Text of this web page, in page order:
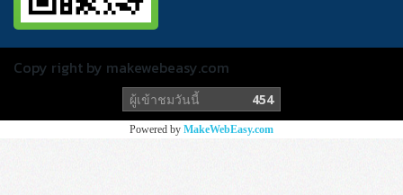
Copy right by makewebeasy.com
ผู้เข้าชมวันนี้ 454
Powered by MakeWebEasy.com